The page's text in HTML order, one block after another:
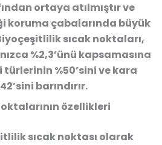
ortaya atılmıştır ve
koruma çabalarında büyük
sıcak noktaları,
%2,3’ünü kapsamasına
%50’sini ve kara
barındırır.
özellikleri
sıcak noktası olarak